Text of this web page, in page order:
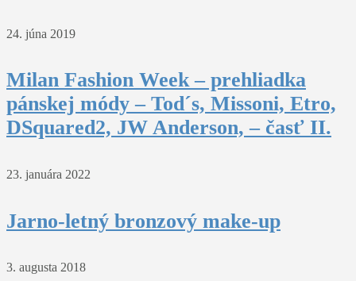
24. júna 2019
Milan Fashion Week – prehliadka
pánskej módy – Tod´s, Missoni, Etro,
DSquared2, JW Anderson, – časť II.
23. januára 2022
Jarno-letný bronzový make-up
3. augusta 2018